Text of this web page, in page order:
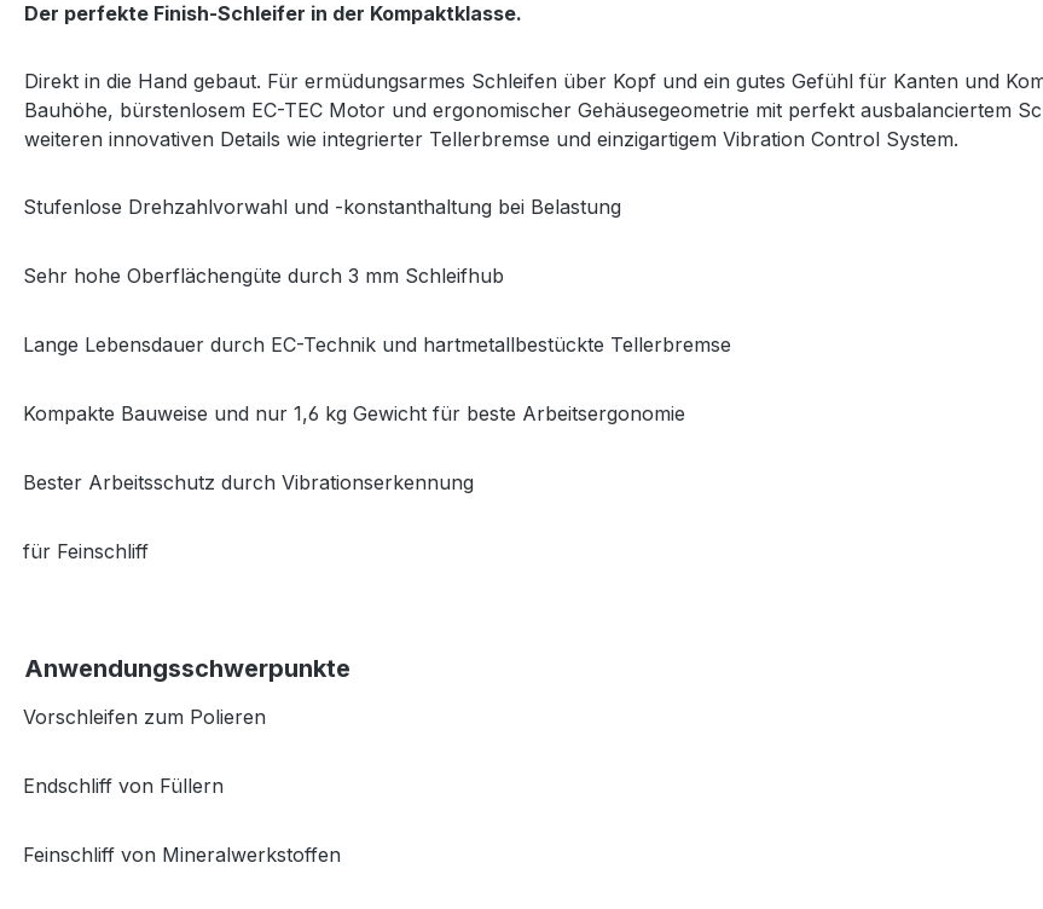
Der perfekte Finish-Schleifer in der Kompaktklasse.
Direkt in die Hand gebaut. Für ermüdungsarmes Schleifen über Kopf und ein gutes Gefühl für Kanten und
Bauhöhe, bürstenlosem EC-TEC Motor und ergonomischer Gehäusegeometrie mit perfekt ausbalanciertem
weiteren innovativen Details wie integrierter Tellerbremse und einzigartigem Vibration Control System.
Stufenlose Drehzahlvorwahl und -konstanthaltung bei Belastung
Sehr hohe Oberflächengüte durch 3 mm Schleifhub
Lange Lebensdauer durch EC-Technik und hartmetallbestückte Tellerbremse
Kompakte Bauweise und nur 1,6 kg Gewicht für beste Arbeitsergonomie
Bester Arbeitsschutz durch Vibrationserkennung
für Feinschliff
Anwendungsschwerpunkte
Vorschleifen zum Polieren
Endschliff von Füllern
Feinschliff von Mineralwerkstoffen